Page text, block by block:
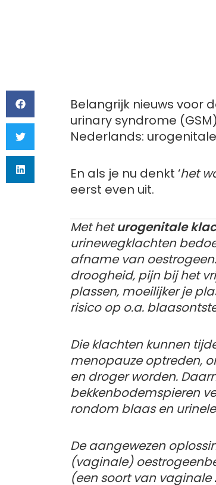
Belangrijk nieuws voor
urinary syndrome
Nederlands:
En als je nu denkt ‘het
eerst even uit.
Met heturogenitale
urinewegklachten
afname van
droogheid, pijn bij het
plassen, moeilijker je
risico op o.a.
Die klachten kunnen
menopauze optreden,
en droger worden.
bekkenbodemspieren
rondom blaas en
De aangewezen
(vaginale)
(een soort van